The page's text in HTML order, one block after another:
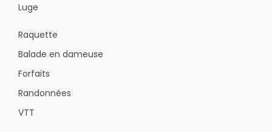
Luge
Raquette
Balade en dameuse
Forfaits
Randonnées
VTT